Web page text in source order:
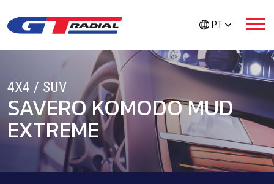
QUEM SOMOS
PRODUTOS
CUIDADOS GTR
PT
4X4 / SUV
SAVERO KOMODO MUD
EXTREME